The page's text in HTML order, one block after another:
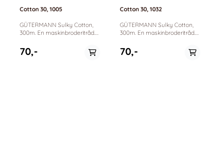
Cotton 30, 1005
GÜTERMANN Sulky Cotton,
300m. En maskinbroderitråd.
Passer til maskinbrodering,
dekorative sømmer og
70,-
Cotton 30, 1032
GÜTERMANN Sulky Cotton,
300m. En maskinbroderitråd.
maskinbrodering, dekorative
sømmer og quilting.
70,-